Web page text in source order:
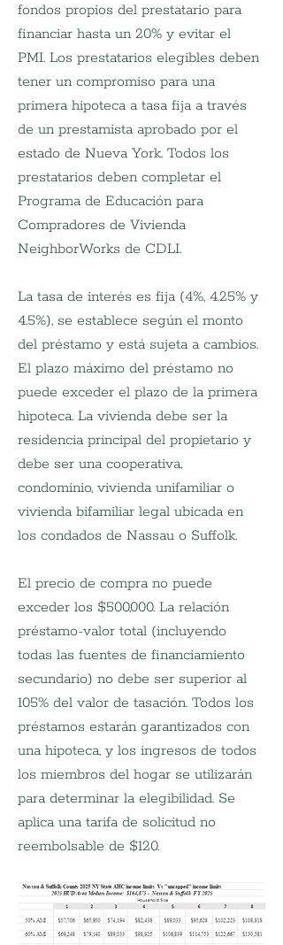
fondos propios del prestatario para
financiar hasta un 20% y evitar el
PMI. Los prestatarios elegibles deben
tener un compromiso para una
primera hipoteca a tasa fija a través
de un prestamista aprobado por el
estado de Nueva York. Todos los
prestatarios deben completar el
Programa de Educación para
Compradores de Vivienda
NeighborWorks de CDLI.
La tasa de interés es fija (4%, 4.25% y
4.5%), se establece según el monto
del préstamo y está sujeta a cambios.
El plazo máximo del préstamo no
puede exceder el plazo de la primera
hipoteca. La vivienda debe ser la
residencia principal del propietario y
debe ser una cooperativa,
condominio, vivienda unifamiliar o
vivienda bifamiliar legal ubicada en
los condados de Nassau o Suffolk.
El precio de compra no puede
exceder los $500,000. La relación
préstamo-valor total (incluyendo
todas las fuentes de financiamiento
secundario) no debe ser superior al
105% del valor de tasación. Todos los
préstamos estarán garantizados con
una hipoteca, y los ingresos de todos
los miembros del hogar se utilizarán
para determinar la elegibilidad. Se
aplica una tarifa de solicitud no
reembolsable de $120.